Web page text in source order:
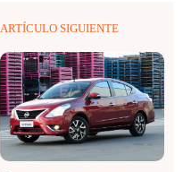
ARTÍCULO SIGUIENTE